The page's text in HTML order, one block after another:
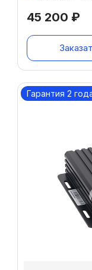
45 200 ₽
Гарантия 2